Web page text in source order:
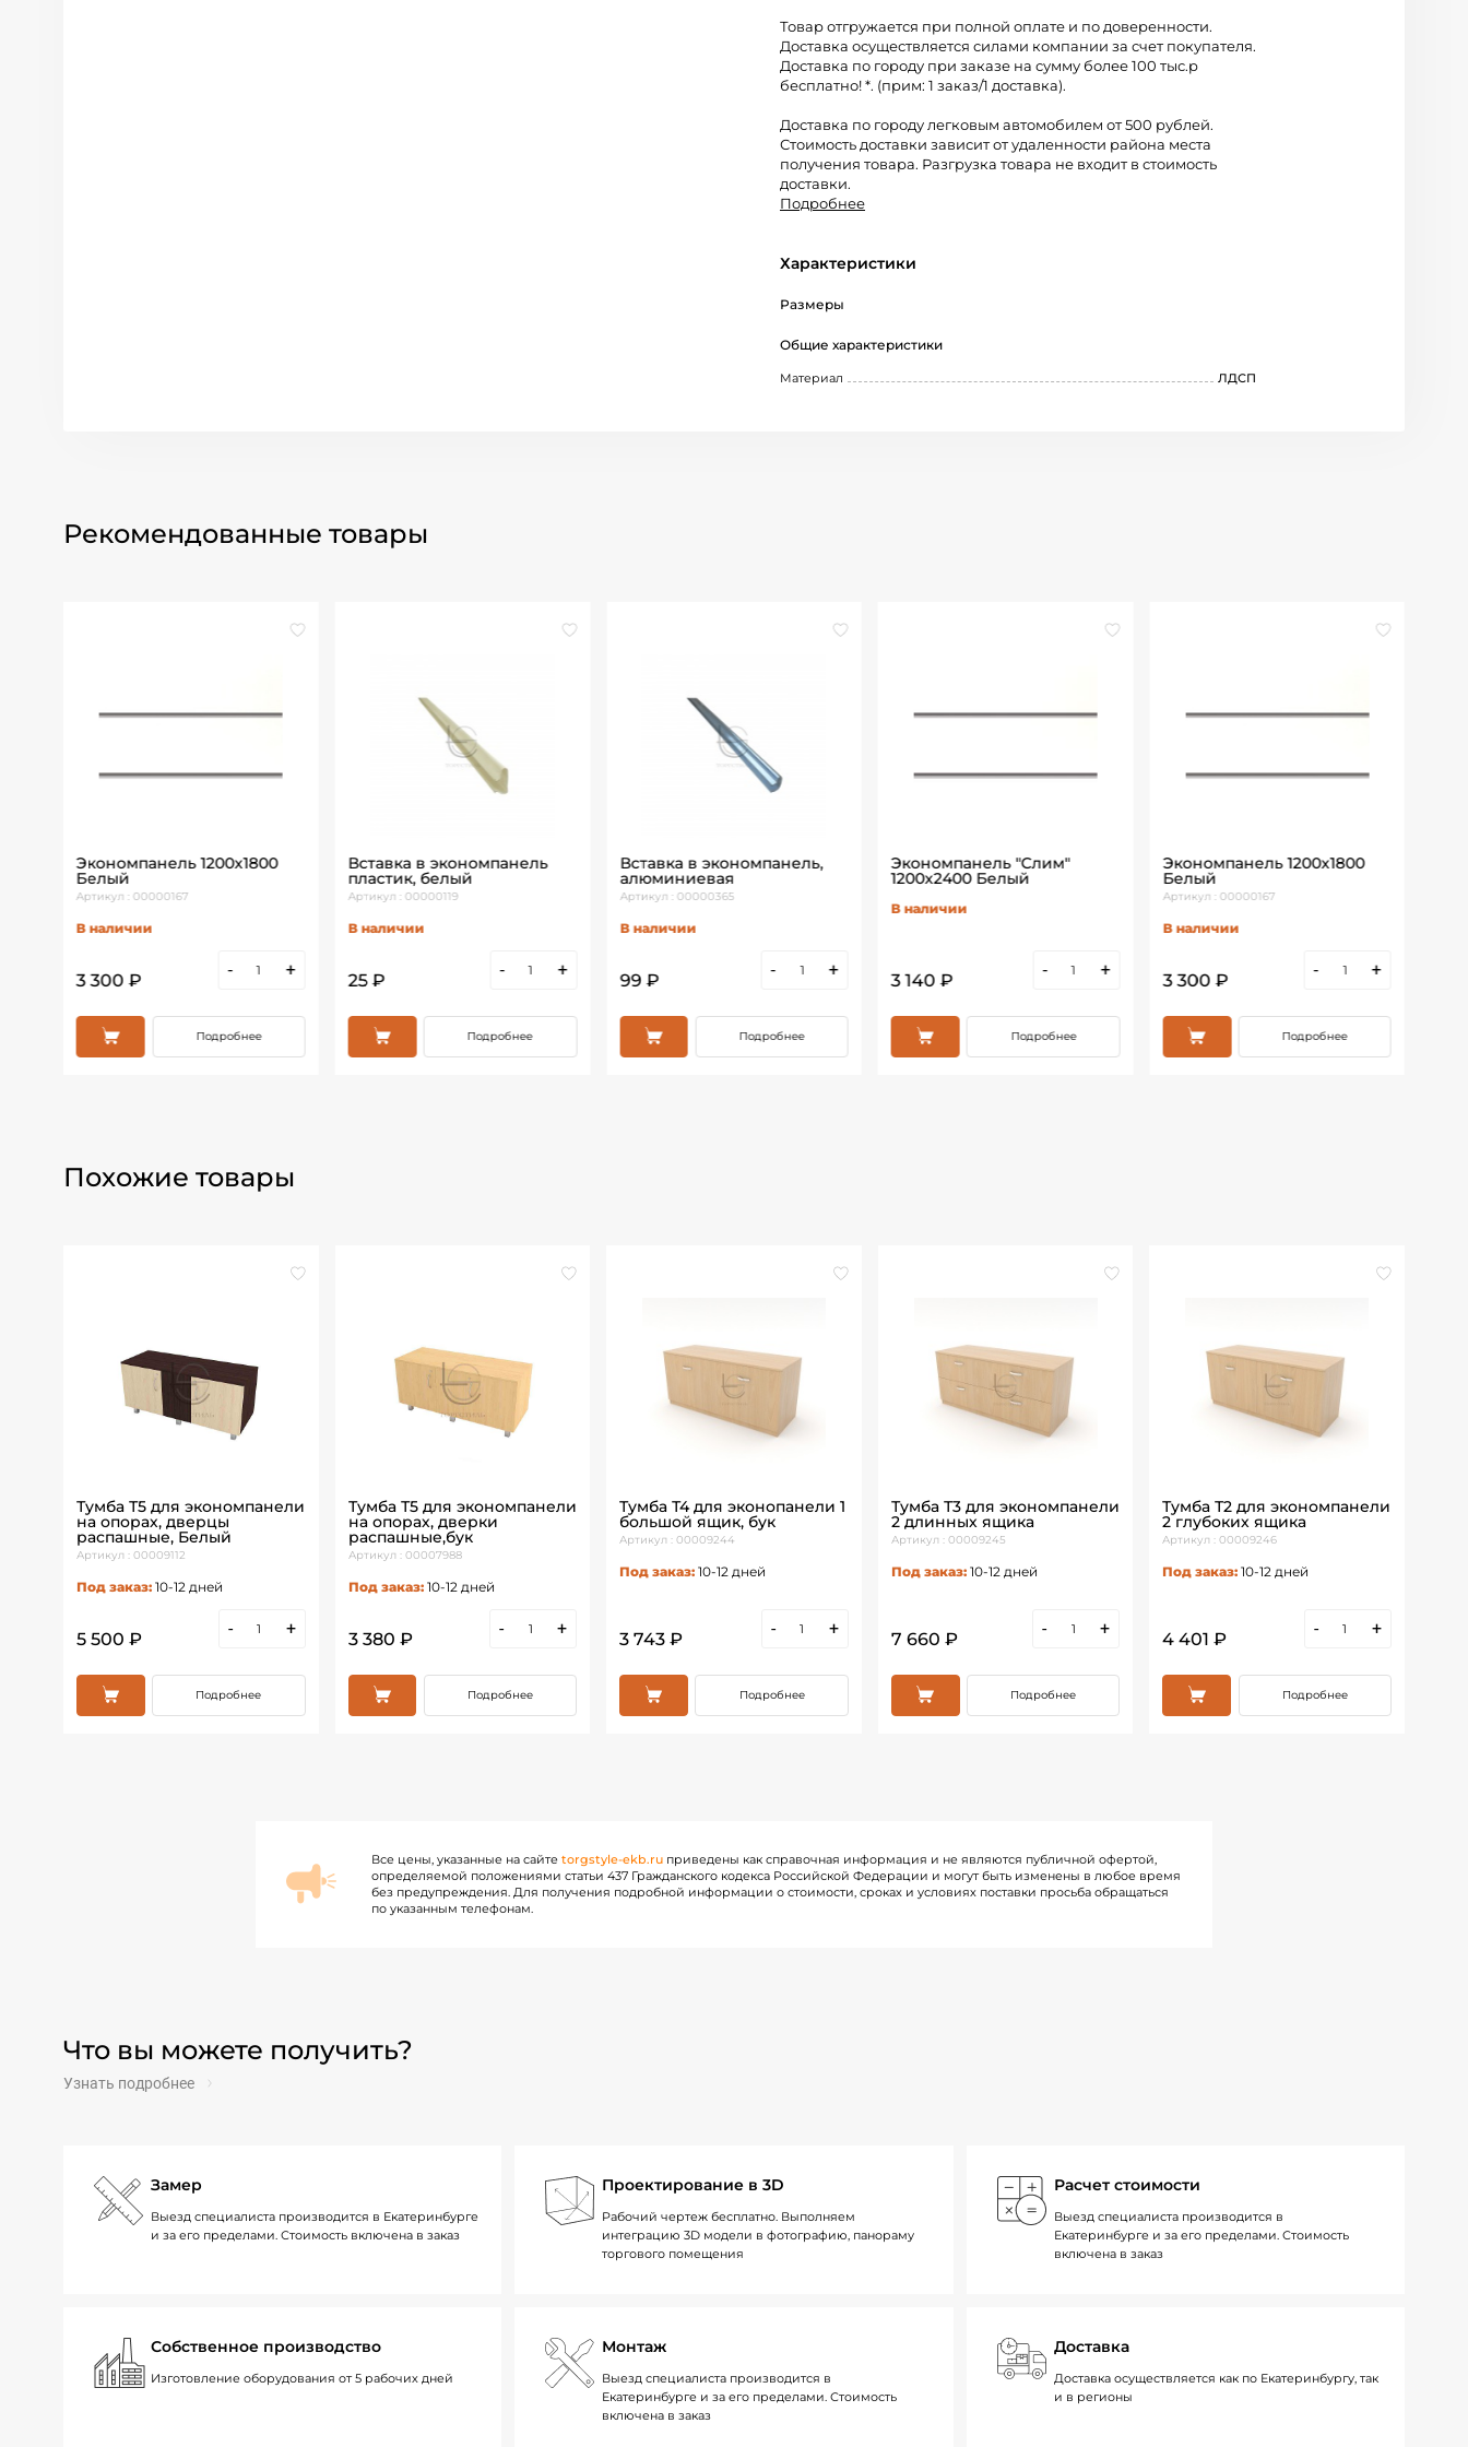
Товар отгружается при полной оплате и по доверенности.
Доставка осуществляется силами компании за счет покупателя.
Доставка по городу при заказе на сумму более 100 тыс.р
бесплатно! *. (прим: 1 заказ/1 доставка).
Доставка по городу легковым автомобилем от 500 рублей.
Стоимость доставки зависит от удаленности района места
получения товара. Разгрузка товара не входит в стоимость
доставки.
Подробнее
Характеристики
Размеры
Общие характеристики
Материал ЛДСП
Рекомендованные товары
Экономпанель 1200х1800
Белый
Артикул : 00000167
В наличии
3 300 ₽
- +
Подробнее
Вставка в экономпанель
пластик, белый
Артикул : 00000119
В наличии
25 ₽
- +
Подробнее
Вставка в экономпанель,
алюминиевая
Артикул : 00000365
В наличии
99 ₽
- +
Подробнее
Экономпанель "Слим"
1200х2400 Белый
В наличии
3 140 ₽
- +
Подробнее
Экономпанель 1200х1800
Белый
Артикул : 00000167
В наличии
3 300 ₽
- +
Подробнее
Похожие товары
Тумба Т5 для экономпанели
на опорах, дверцы
распашные, Белый
Артикул : 00009112
Под заказ: 10-12 дней
5 500 ₽
- +
Подробнее
Тумба Т5 для экономпанели
на опорах, дверки
распашные,бук
Артикул : 00007988
Под заказ: 10-12 дней
3 380 ₽
- +
Подробнее
Тумба Т4 для эконопанели 1
большой ящик, бук
Артикул : 00009244
Под заказ: 10-12 дней
3 743 ₽
- +
Подробнее
Тумба Т3 для экономпанели
2 длинных ящика
Артикул : 00009245
Под заказ: 10-12 дней
7 660 ₽
- +
Подробнее
Тумба Т2 для экономпанели
2 глубоких ящика
Артикул : 00009246
Под заказ: 10-12 дней
4 401 ₽
- +
Подробнее
Все цены, указанные на сайте torgstyle-ekb.ru приведены как справочная информация и не являются публичной офертой,
определяемой положениями статьи 437 Гражданского кодекса Российской Федерации и могут быть изменены в любое время
без предупреждения. Для получения подробной информации о стоимости, сроках и условиях поставки просьба обращаться
по указанным телефонам.
Что вы можете получить?
Узнать подробнее
Замер
Выезд специалиста производится в Екатеринбурге
и за его пределами. Стоимость включена в заказ
Проектирование в 3D
Рабочий чертеж бесплатно. Выполняем
интеграцию 3D модели в фотографию, панораму
торгового помещения
Расчет стоимости
Выезд специалиста производится в
Екатеринбурге и за его пределами. Стоимость
включена в заказ
Собственное производство
Изготовление оборудования от 5 рабочих дней
Монтаж
Выезд специалиста производится в
Екатеринбурге и за его пределами. Стоимость
включена в заказ
Доставка
Доставка осуществляется как по Екатеринбургу, так
и в регионы